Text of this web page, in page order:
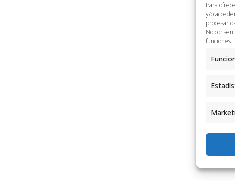
Para
y/o
procesar
No
funciones.